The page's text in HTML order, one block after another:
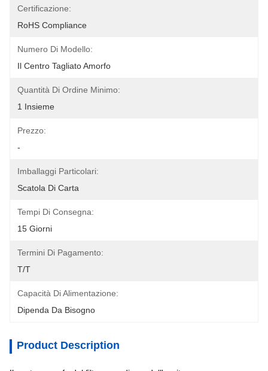
Certificazione:
RoHS Compliance
Numero Di Modello:
Il Centro Tagliato Amorfo
Quantità Di Ordine Minimo:
1 Insieme
Prezzo:
-
Imballaggi Particolari:
Scatola Di Carta
Tempi Di Consegna:
15 Giorni
Termini Di Pagamento:
T/T
Capacità Di Alimentazione:
Dipenda Da Bisogno
Product Description